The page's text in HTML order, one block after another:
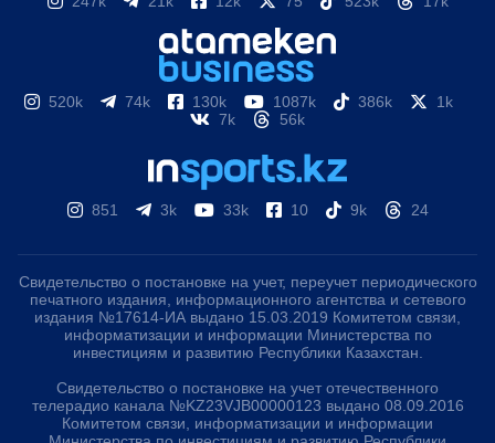
520k 74k 130k 1087k 386k
1k
7k
56k
851 3k 33k 10 9k 24
Свидетельство о постановке на учет, переучет периодического
печатного издания, информационного агентства и сетевого
издания №17614-ИА выдано 15.03.2019 Комитетом связи,
информатизации и информации Министерства по
инвестициям и развитию Республики Казахстан.
Свидетельство о постановке на учет отечественного
телерадио канала №KZ23VJB00000123 выдано 08.09.2016
Комитетом связи, информатизации и информации